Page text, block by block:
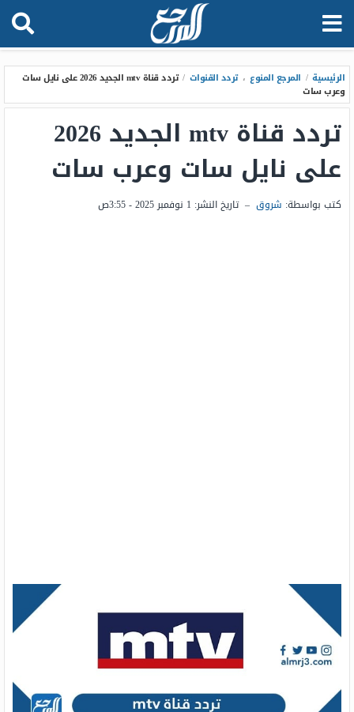
الرئيسية / المرجع المنوع ، تردد القنوات /
تردد قناة mtv الجديد 2026 على نايل سات
وعرب سات
تردد قناة mtv الجديد 2026
على نايل سات وعرب سات
كتب بواسطة: شروق – تاريخ النشر: 1 نوفمبر 2025 - 3:55ص